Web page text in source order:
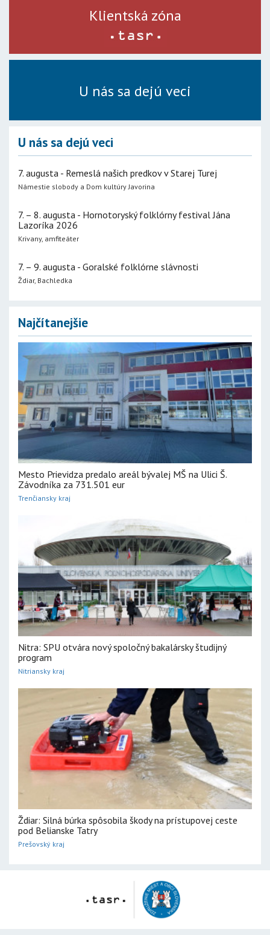
Klientská zóna
U nás sa dejú veci
U nás sa dejú veci
7. augusta - Remeslá našich predkov v Starej Turej
Námestie slobody a Dom kultúry Javorina
7. – 8. augusta - Hornotoryský folklórny festival Jána
Lazoríka 2026
Krivany, amfiteáter
7. – 9. augusta - Goralské folklórne slávnosti
Ždiar, Bachledka
Najčítanejšie
Mesto Prievidza predalo areál bývalej MŠ na Ulici Š.
Závodníka za 731.501 eur
Trenčiansky kraj
Nitra: SPU otvára nový spoločný bakalársky študijný
program
Nitriansky kraj
Ždiar: Silná búrka spôsobila škody na prístupovej ceste
pod Belianske Tatry
Prešovský kraj